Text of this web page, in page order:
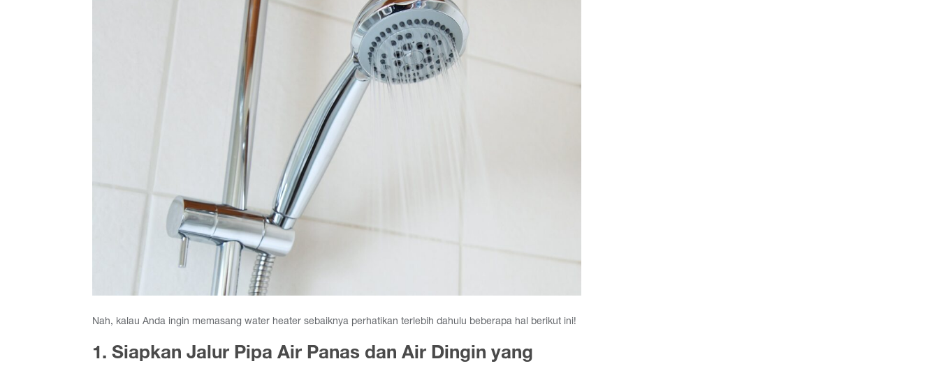
Nah, kalau Anda ingin memasang water heater sebaiknya perhatikan terlebih dahulu beberapa hal berikut ini!
1. Siapkan Jalur Pipa Air Panas dan Air Dingin yang